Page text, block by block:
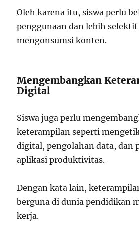
Oleh karena itu, siswa perlu
penggunaan dan lebih
mengonsumsi konten.
Mengembangkan
Digital
Siswa juga perlu
keterampilan seperti
digital, pengolahan data, dan
aplikasi produktivitas.
Dengan kata lain,
berguna di dunia pendidikan
kerja.